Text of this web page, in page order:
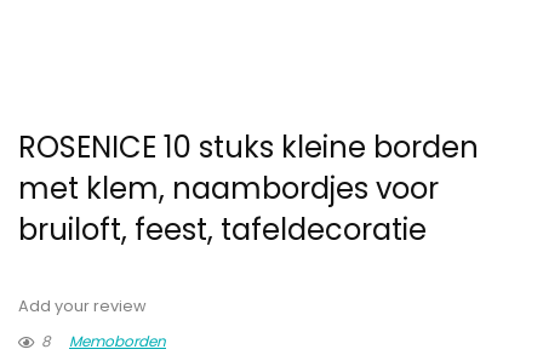
ROSENICE 10 stuks kleine borden
met klem, naambordjes voor
bruiloft, feest, tafeldecoratie
Add your review
8
Memoborden